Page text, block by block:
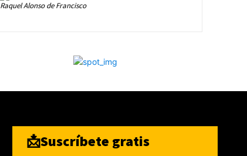
Raquel Alonso de Francisco
📩Suscríbete gratis